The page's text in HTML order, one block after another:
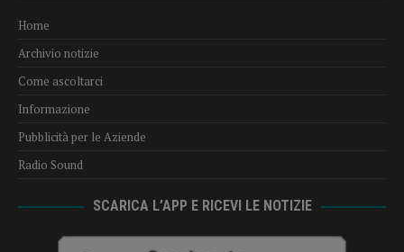
Home
Archivio notizie
Come ascoltarci
Informazione
Pubblicità per le Aziende
Radio Sound
SCARICA L’APP E RICEVI LE NOTIZIE